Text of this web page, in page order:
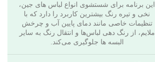
این برنامه برای شستشوی انواع لباس های جین،
نخی و تیره رنگ بیشترین کاربرد را دارد که با
تنظیمات خاصی مانند دمای پایین آب و چرخش
ملایم، از رنگ ‌دهی لباس‌ها و انتقال رنگ به سایر
البسه ها جلوگیری می‌کند.